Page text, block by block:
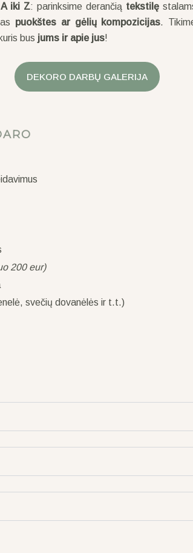
iki Z: parinksime derančią tekstilę
puokštes ar gėlių kompozicijas.
bus jums ir apie jus!
DEKORO DARBŲ GALERIJA
200 eur)
svečių dovanėlės ir t.t.)